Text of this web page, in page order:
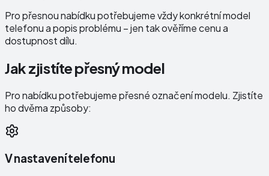
Pro přesnou nabídku potřebujeme vždy konkrétní model
telefonu a popis problému – jen tak ověříme cenu a
dostupnost dílu.
Jak zjistíte přesný model
Pro nabídku potřebujeme přesné označení modelu. Zjistíte
ho dvěma způsoby:
V nastavení telefonu